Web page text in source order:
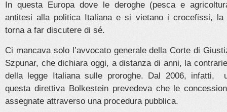
In questa Europa dove le deroghe (pesca e
antitesi alla politica Italiana e si vietano i crocefissi, la
torna a far discutere di sé.
Ci mancava solo l’avvocato generale della Corte di
Szpunar, che dichiara oggi, a distanza di anni, la
della legge Italiana sulle proroghe. Dal 2006, infatti,
questa direttiva Bolkestein prevedeva che le
assegnate attraverso una procedura pubblica.